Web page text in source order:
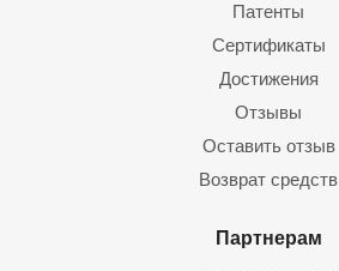
Патенты
Сертификаты
Достижения
Отзывы
Оставить отзыв
Возврат средств
Партнерам